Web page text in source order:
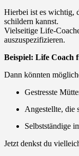
Hierbei ist es wichtig,
schildern kannst.
Vielseitige Life-
auszuspezifizieren.
Beispiel: Life Coach
Dann könnten
Gestresste
Angestellte, die
Selbstständige
Jetzt denkst du